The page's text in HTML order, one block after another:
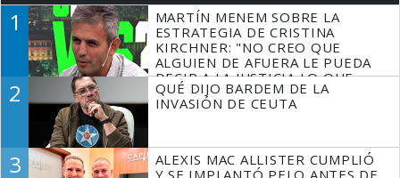
1
MARTÍN MENEM SOBRE LA
ESTRATEGIA DE CRISTINA
KIRCHNER: "NO CREO QUE
ALGUIEN DE AFUERA LE PUEDA
DECIR A LA JUSTICIA LO QUE
TIENE QUE HACER"
2
QUÉ DIJO BARDEM DE LA
INVASIÓN DE CEUTA
3
ALEXIS MAC ALLISTER CUMPLIÓ